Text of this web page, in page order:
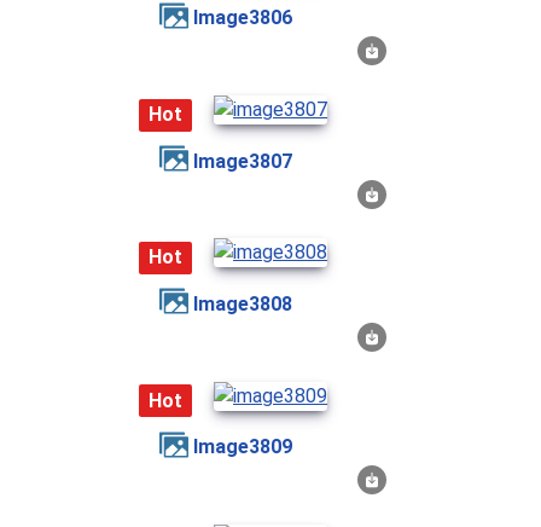
image3806
Hot
image3807
Hot
image3808
Hot
image3809